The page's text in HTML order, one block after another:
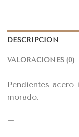
DESCRIPCIÓN
VALORACIONES (0)
Pendientes
morado.
–